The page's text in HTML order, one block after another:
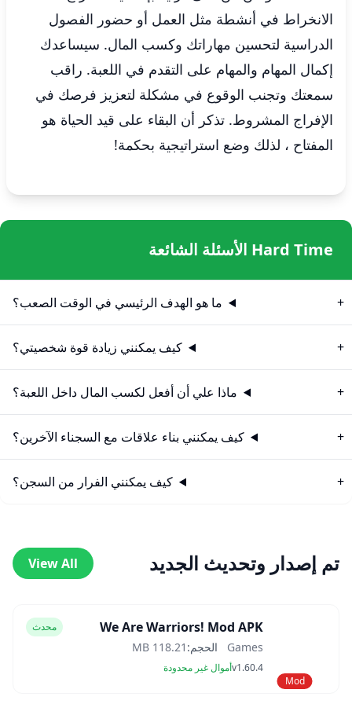
الانخراط في أنشطة مثل العمل أو حضور الفصول
الدراسية لتحسين مهاراتك وكسب المال. سيساعدك
إكمال المهام والمهام على التقدم في اللعبة. راقب
سمعتك وتجنب الوقوع في مشكلة لتعزيز فرصك في
الإفراج المشروط. تذكر أن البقاء على قيد الحياة هو
المفتاح ، لذلك وضع استراتيجية بحكمة!
Hard Time الأسئلة الشائعة
ما هو الهدف الرئيسي في الوقت الصعب؟
كيف يمكنني زيادة قوة شخصيتي؟
ماذا علي أن أفعل لكسب المال داخل اللعبة؟
كيف يمكنني بناء علاقات مع السجناء الآخرين؟
كيف يمكنني الفرار من السجن؟
تم إصدار وتحديث الجديد View All
Mod
We Are Warriors! Mod APK محدث
Games الحجم: 118.21 MB
v1.60.4أموال غير محدودة